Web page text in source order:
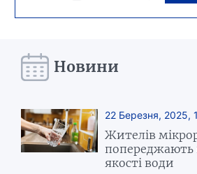
Новини
22 Березня, 2025,
Жителів
попереджають
якості води